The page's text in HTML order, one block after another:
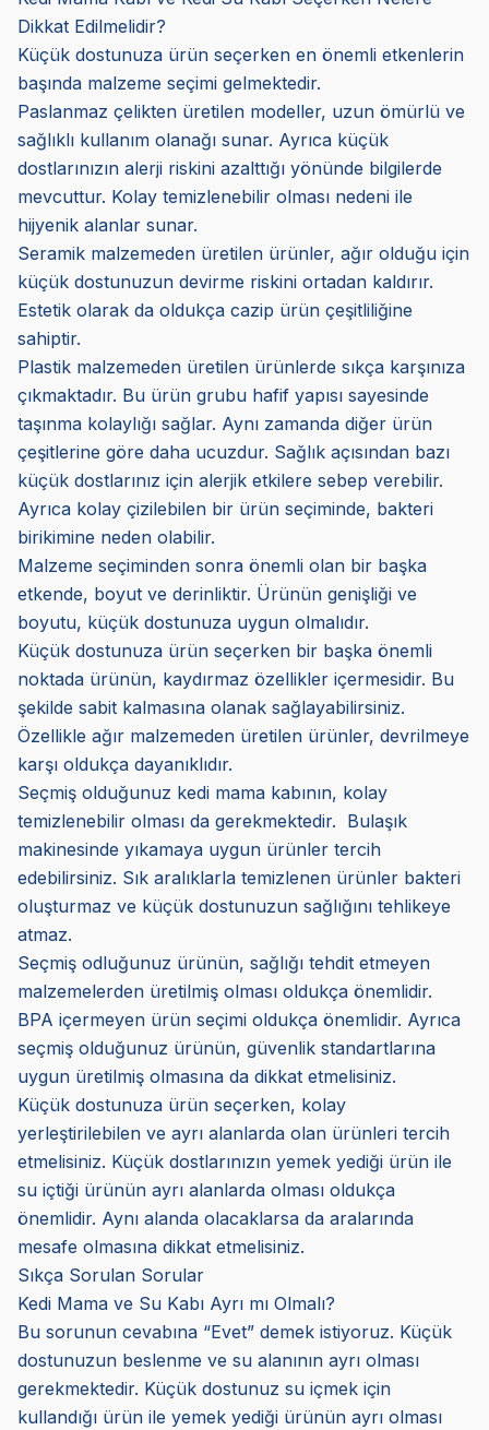
Dikkat Edilmelidir?
Küçük dostunuza ürün seçerken en önemli etkenlerin
başında malzeme seçimi gelmektedir.
Paslanmaz çelikten üretilen modeller, uzun ömürlü ve
sağlıklı kullanım olanağı sunar. Ayrıca küçük
dostlarınızın alerji riskini azalttığı yönünde bilgilerde
mevcuttur. Kolay temizlenebilir olması nedeni ile
hijyenik alanlar sunar.
Seramik malzemeden üretilen ürünler, ağır olduğu için
küçük dostunuzun devirme riskini ortadan kaldırır.
Estetik olarak da oldukça cazip ürün çeşitliliğine
sahiptir.
Plastik malzemeden üretilen ürünlerde sıkça karşınıza
çıkmaktadır. Bu ürün grubu hafif yapısı sayesinde
taşınma kolaylığı sağlar. Aynı zamanda diğer ürün
çeşitlerine göre daha ucuzdur. Sağlık açısından bazı
küçük dostlarınız için alerjik etkilere sebep verebilir.
Ayrıca kolay çizilebilen bir ürün seçiminde, bakteri
birikimine neden olabilir.
Malzeme seçiminden sonra önemli olan bir başka
etkende, boyut ve derinliktir. Ürünün genişliği ve
boyutu, küçük dostunuza uygun olmalıdır.
Küçük dostunuza ürün seçerken bir başka önemli
noktada ürünün, kaydırmaz özellikler içermesidir. Bu
şekilde sabit kalmasına olanak sağlayabilirsiniz.
Özellikle ağır malzemeden üretilen ürünler, devrilmeye
karşı oldukça dayanıklıdır.
Seçmiş olduğunuz kedi mama kabının, kolay
temizlenebilir olması da gerekmektedir. Bulaşık
makinesinde yıkamaya uygun ürünler tercih
edebilirsiniz. Sık aralıklarla temizlenen ürünler bakteri
oluşturmaz ve küçük dostunuzun sağlığını tehlikeye
atmaz.
Seçmiş odluğunuz ürünün, sağlığı tehdit etmeyen
malzemelerden üretilmiş olması oldukça önemlidir.
BPA içermeyen ürün seçimi oldukça önemlidir. Ayrıca
seçmiş olduğunuz ürünün, güvenlik standartlarına
uygun üretilmiş olmasına da dikkat etmelisiniz.
Küçük dostunuza ürün seçerken, kolay
yerleştirilebilen ve ayrı alanlarda olan ürünleri tercih
etmelisiniz. Küçük dostlarınızın yemek yediği ürün ile
su içtiği ürünün ayrı alanlarda olması oldukça
önemlidir. Aynı alanda olacaklarsa da aralarında
mesafe olmasına dikkat etmelisiniz.
Sıkça Sorulan Sorular
Kedi Mama ve Su Kabı Ayrı mı Olmalı?
Bu sorunun cevabına “Evet” demek istiyoruz. Küçük
dostunuzun beslenme ve su alanının ayrı olması
gerekmektedir. Küçük dostunuz su içmek için
kullandığı ürün ile yemek yediği ürünün ayrı olması